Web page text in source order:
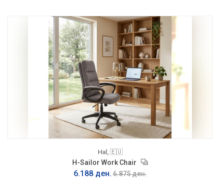
Hal, 🇪🇺
H-Sailor Work Chair
6.188 ден. 6.875 ден.